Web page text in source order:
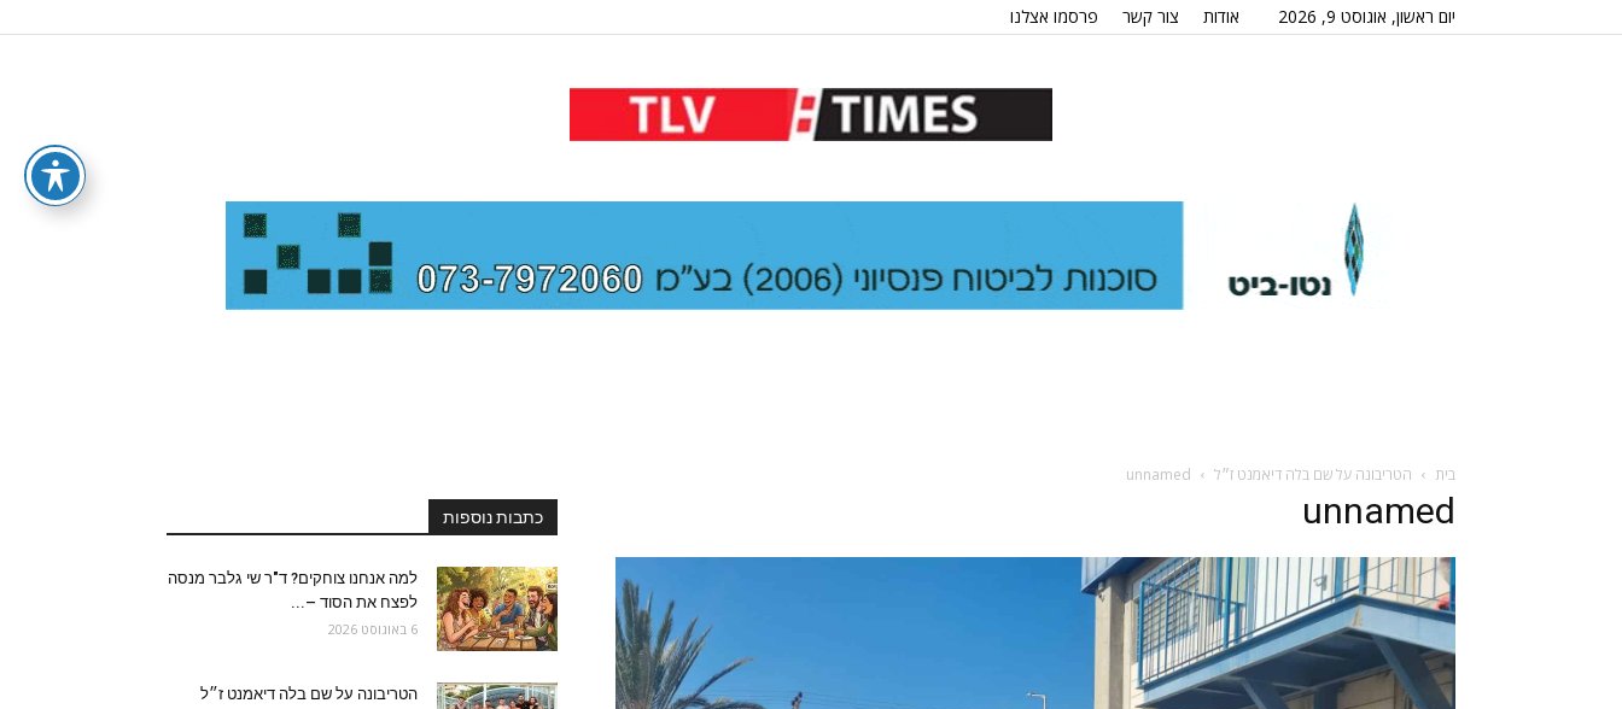
יום ראשון, אוגוסט 9, 2026 אודות צור קשר פרסמו אצלנו
בית הטריבונה על שם בלה דיאמנט ז״ל unnamed
unnamed כתבות נוספות
למה אנחנו צוחקים? ד"ר שי גלבר מנסה
לפצח את הסוד –...
6 באוגוסט 2026
הטריבונה על שם בלה דיאמנט ז״ל